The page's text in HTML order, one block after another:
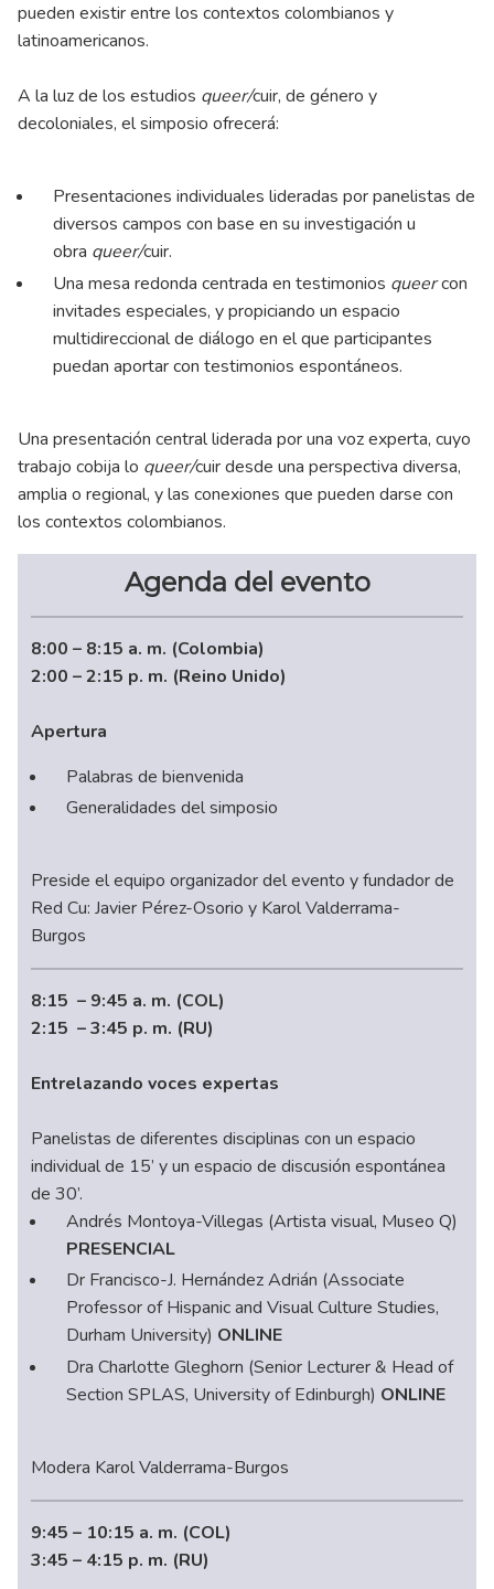
pueden existir entre los contextos colombianos y
latinoamericanos.
A la luz de los estudios queer/cuir, de género y
decoloniales, el simposio ofrecerá:
Presentaciones individuales lideradas por panelistas de
diversos campos con base en su investigación u
obra queer/cuir.
Una mesa redonda centrada en testimonios queercon
invitades especiales, y propiciando un espacio
multidireccional de diálogo en el que participantes
puedan aportar con testimonios espontáneos.
Una presentación central liderada por una voz experta, cuyo
trabajo cobija lo queer/cuir desde una perspectiva diversa,
amplia o regional, y las conexiones que pueden darse con
los contextos colombianos.
Agenda del evento
8:00 – 8:15 a. m. (Colombia)
2:00 – 2:15 p. m. (Reino Unido)
Apertura
Palabras de bienvenida
Generalidades del simposio
Preside el equipo organizador del evento y fundador de
Red Cu: Javier Pérez-Osorio y Karol Valderrama-
Burgos
8:15 – 9:45 a. m. (COL)
2:15 – 3:45 p. m. (RU)
Entrelazando voces expertas
Panelistas de diferentes disciplinas con un espacio
individual de 15’ y un espacio de discusión espontánea
de 30’.
Andrés Montoya-Villegas (Artista visual, Museo Q)
PRESENCIAL
Dr Francisco-J. Hernández Adrián (Associate
Professor of Hispanic and Visual Culture Studies,
Durham University) ONLINE
Dra Charlotte Gleghorn (Senior Lecturer & Head of
Section SPLAS, University of Edinburgh) ONLINE
Modera Karol Valderrama-Burgos
9:45 – 10:15 a. m. (COL)
3:45 – 4:15 p. m. (RU)